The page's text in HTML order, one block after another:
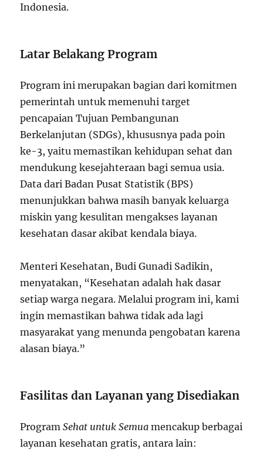
Indonesia.
Latar Belakang Program
Program ini merupakan bagian dari komitmen
pemerintah untuk memenuhi target
pencapaian Tujuan Pembangunan
Berkelanjutan (SDGs), khususnya pada poin
ke-3, yaitu memastikan kehidupan sehat dan
mendukung kesejahteraan bagi semua usia.
Data dari Badan Pusat Statistik (BPS)
menunjukkan bahwa masih banyak keluarga
miskin yang kesulitan mengakses layanan
kesehatan dasar akibat kendala biaya.
Menteri Kesehatan, Budi Gunadi Sadikin,
menyatakan, “Kesehatan adalah hak dasar
setiap warga negara. Melalui program ini, kami
ingin memastikan bahwa tidak ada lagi
masyarakat yang menunda pengobatan karena
alasan biaya.”
Fasilitas dan Layanan yang Disediakan
ProgramSehat untuk Semua mencakup berbagai
layanan kesehatan gratis, antara lain: